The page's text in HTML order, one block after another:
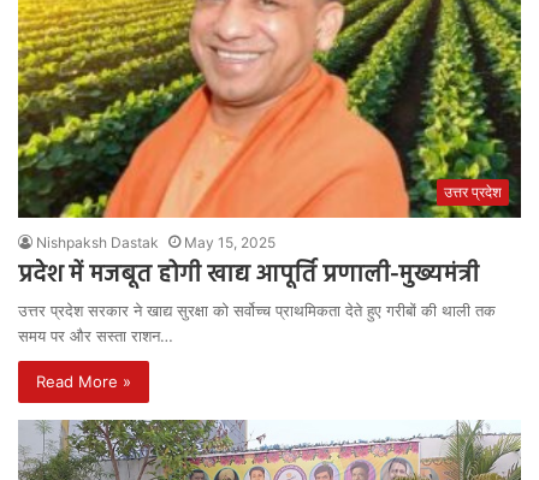
उत्तर प्रदेश
Nishpaksh Dastak May 15, 2025
प्रदेश में मजबूत होगी खाद्य आपूर्ति प्रणाली-मुख्यमंत्री
उत्तर प्रदेश सरकार ने खाद्य सुरक्षा को सर्वोच्च प्राथमिकता देते हुए गरीबों की थाली तक
समय पर और सस्ता राशन…
Read More »